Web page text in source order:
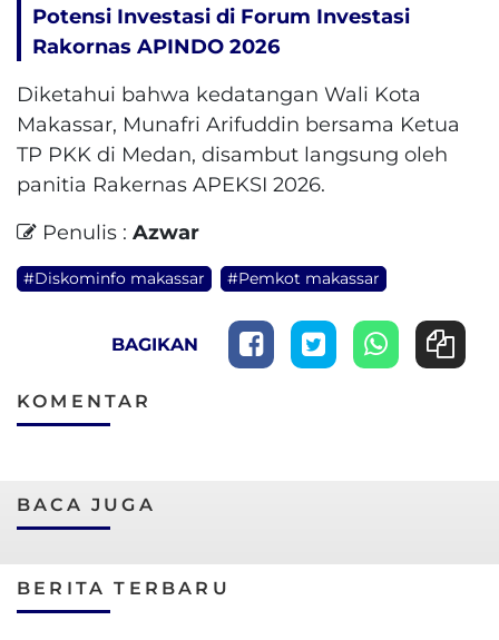
Potensi Investasi di Forum Investasi
Rakornas APINDO 2026
Diketahui bahwa kedatangan Wali Kota
Makassar, Munafri Arifuddin bersama Ketua
TP PKK di Medan, disambut langsung oleh
panitia Rakernas APEKSI 2026.
Penulis : Azwar
#Diskominfo makassar #Pemkot makassar
BAGIKAN
KOMENTAR
BACA JUGA
BERITA TERBARU